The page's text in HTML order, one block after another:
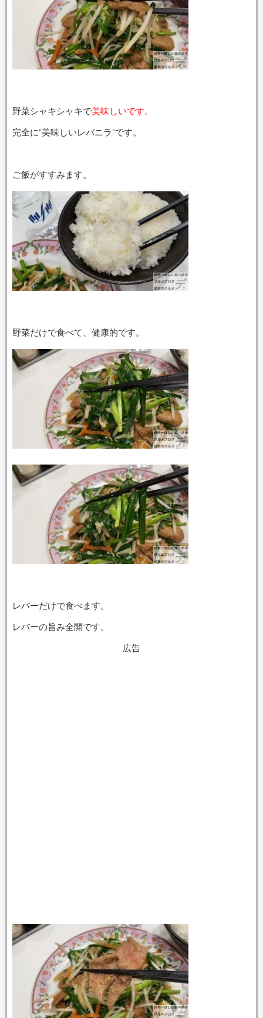
野菜シャキシャキで美味しいです。
完全に”美味しいレバニラ”です。
ご飯がすすみます。
野菜だけで食べて、健康的です。
レバーだけで食べます。
レバーの旨み全開です。
広告